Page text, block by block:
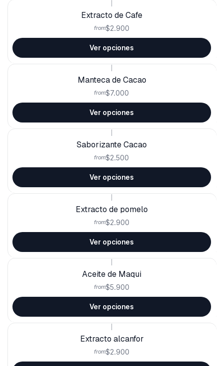
Extracto de Cafe
from$2.900
Ver opciones
Manteca de Cacao
from$7.000
Ver opciones
Saborizante Cacao
from$2.500
Ver opciones
Extracto de pomelo
from$2.900
Ver opciones
Aceite de Maqui
from$5.900
Ver opciones
Extracto alcanfor
from$2.900